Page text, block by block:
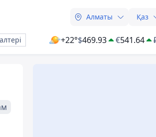
Алматы Қаз
+22°$469.93 €541.64